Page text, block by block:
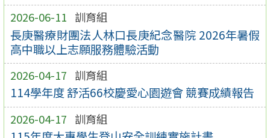
2026-06-11 訓育組
長庚醫療財團法人林口長庚紀念醫院 2026年暑假
高中職以上志願服務體驗活動
2026-04-17 訓育組
114學年度 舒活66校慶愛心園遊會 競賽成績報告
2026-04-17 訓育組